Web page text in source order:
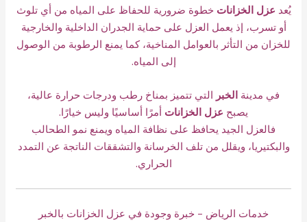
يُعد عزل الخزانات خطوة ضرورية للحفاظ على المياه من أي تلوث
أو تسرب، إذ يعمل العزل على حماية الجدران الداخلية والخارجية
للخزان من التأثر بالعوامل المناخية، كما يمنع الرطوبة من الوصول
إلى المياه.
في مدينة الخبر التي تتميز بمناخ رطب ودرجات حرارة عالية،
يصبح عزل الخزانات أمرًا أساسيًا وليس خيارًا.
فالعزل الجيد يحافظ على نظافة المياه ويمنع نمو الطحالب
والبكتيريا، ويقلل من تلف الخرسانة والتشققات الناتجة عن التمدد
الحراري.
خدمات الرياض – خبرة وجودة في عزل الخزانات بالخبر